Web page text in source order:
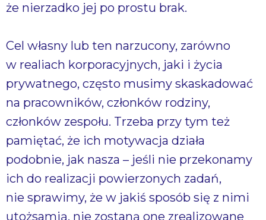
że nierzadko jej po prostu brak.
Cel własny lub ten narzucony, zarówno
w realiach korporacyjnych, jaki i życia
prywatnego, często musimy skaskadować
na pracowników, członków rodziny,
członków zespołu. Trzeba przy tym też
pamiętać, że ich motywacja działa
podobnie, jak nasza – jeśli nie przekonamy
ich do realizacji powierzonych zadań,
nie sprawimy, że w jakiś sposób się z nimi
utożsamią, nie zostaną one zrealizowane